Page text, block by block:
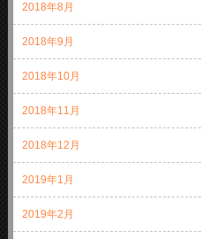
2018年8月
2018年9月
2018年10月
2018年11月
2018年12月
2019年1月
2019年2月